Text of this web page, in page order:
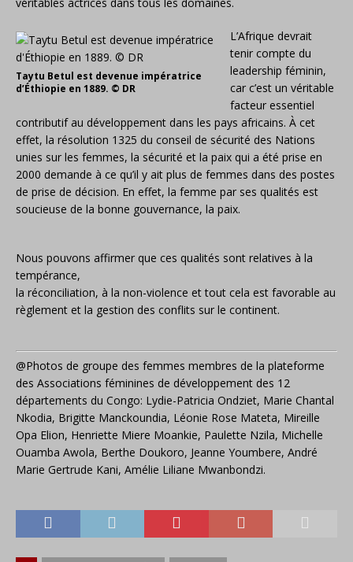
Taytu Betul est devenue impératrice
d’Éthiopie en 1889. © DR
L’Afrique devrait
tenir compte du
leadership féminin,
car c’est un véritable
facteur essentiel
contributif au développement dans les pays africains. À cet
effet, la résolution 1325 du conseil de sécurité des Nations
unies sur les femmes, la sécurité et la paix qui a été prise en
2000 demande à ce qu’il y ait plus de femmes dans des postes
de prise de décision. En effet, la femme par ses qualités est
soucieuse de la bonne gouvernance, la paix.
Nous pouvons affirmer que ces qualités sont relatives à la
tempérance,
la réconciliation, à la non-violence et tout cela est favorable au
règlement et la gestion des conflits sur le continent.
@Photos de groupe des femmes membres de la plateforme
des Associations féminines de développement des 12
départements du Congo: Lydie-Patricia Ondziet, Marie Chantal
Nkodia, Brigitte Manckoundia, Léonie Rose Mateta, Mireille
Opa Elion, Henriette Miere Moankie, Paulette Nzila, Michelle
Ouamba Awola, Berthe Doukoro, Jeanne Youmbere, André
Marie Gertrude Kani, Amélie Liliane Mwanbondzi.